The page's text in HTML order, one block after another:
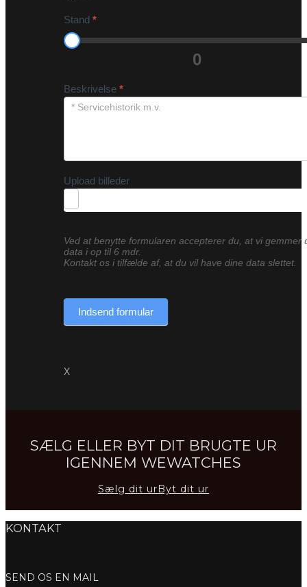
Stand *
0
Beskrivelse *
Upload billeder
Ved at benytte formularen accepterer du, at vi gemmer
data i op til 6 mdr.
Kontakt os i tilfælde af, at du vil have dine data slettet.
Indsend formular
X
SÆLG ELLER BYT DIT BRUGTE UR
IGENNEM WEWATCHES
Sælg dit urByt dit ur
KONTAKT
SEND OS EN MAIL